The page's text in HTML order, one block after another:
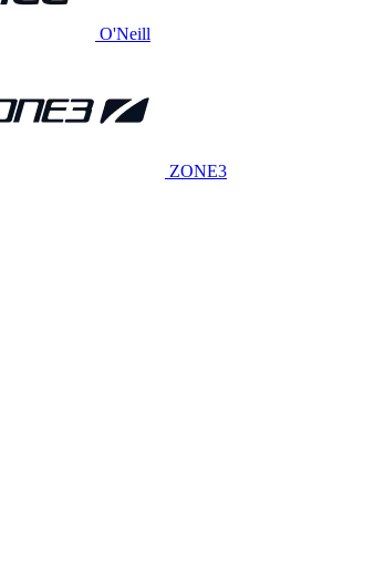
O'Neill
ZONE3